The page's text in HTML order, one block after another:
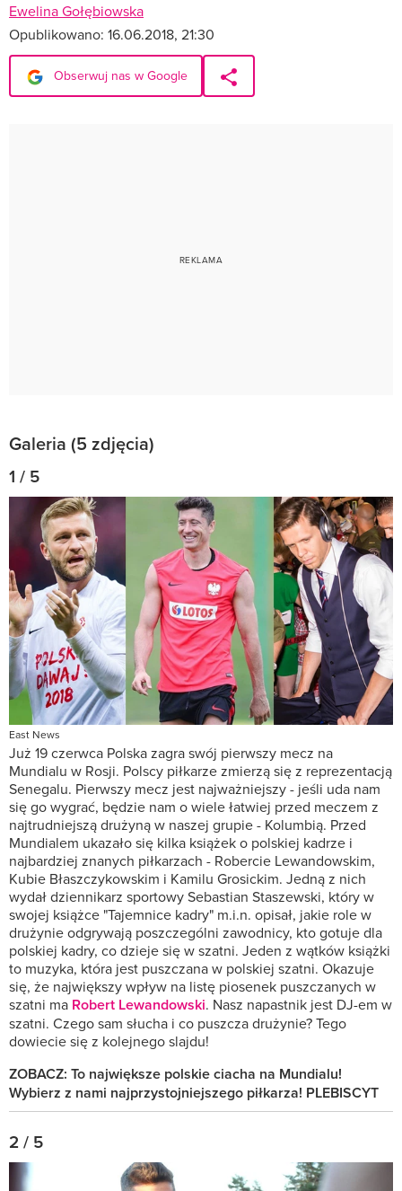
Ewelina Gołębiowska
Opublikowano: 16.06.2018, 21:30
Obserwuj nas w Google
Galeria (5 zdjęcia)
1 / 5
East News
Już 19 czerwca Polska zagra swój pierwszy mecz na
Mundialu w Rosji. Polscy piłkarze zmierzą się z reprezentacją
Senegalu. Pierwszy mecz jest najważniejszy - jeśli uda nam
się go wygrać, będzie nam o wiele łatwiej przed meczem z
najtrudniejszą drużyną w naszej grupie - Kolumbią. Przed
Mundialem ukazało się kilka książek o polskiej kadrze i
najbardziej znanych piłkarzach - Robercie Lewandowskim,
Kubie Błaszczykowskim i Kamilu Grosickim. Jedną z nich
wydał dziennikarz sportowy Sebastian Staszewski, który w
swojej książce "Tajemnice kadry" m.i.n. opisał, jakie role w
drużynie odgrywają poszczególni zawodnicy, kto gotuje dla
polskiej kadry, co dzieje się w szatni. Jeden z wątków książki
to muzyka, która jest puszczana w polskiej szatni. Okazuje
się, że największy wpływ na listę piosenek puszczanych w
szatni ma Robert Lewandowski. Nasz napastnik jest DJ-em w
szatni. Czego sam słucha i co puszcza drużynie? Tego
dowiecie się z kolejnego slajdu!
ZOBACZ: To największe polskie ciacha na Mundialu!
Wybierz z nami najprzystojniejszego piłkarza! PLEBISCYT
2 / 5